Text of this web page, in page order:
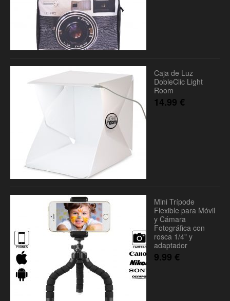
Caja de Luz
DobleClic Light
Room
14.99 €
Mini Trípode
Flexible para Móvil
y Cámara
Fotográfica con
rosca 1/4" y
adaptador
9.99 €